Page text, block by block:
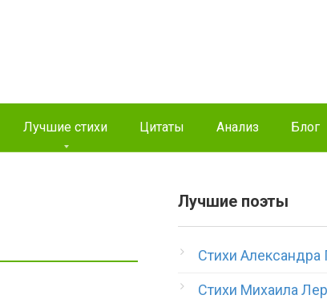
Лучшие стихи Цитаты Анализ Блог
Лучшие поэты
Стихи Александра
Стихи Михаила